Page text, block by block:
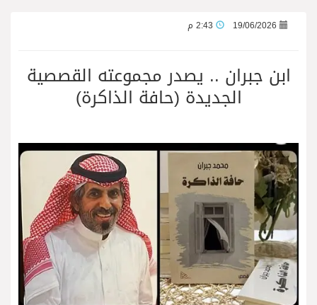
الباحة مدينة سياحية جبلية تجمع بين الطبيعة الخلابة والتراث الثقافي
19/06/2026
ابن جبران .. يصدر مجموعته القصصية
الجديدة (حافة الذاكرة)